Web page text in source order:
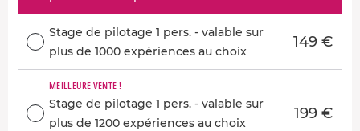
Stage de pilotage 1 pers. - valable sur
plus de 1000 expériences au choix
149 €
MEILLEURE VENTE !
Stage de pilotage 1 pers. - valable sur
plus de 1200 expériences au choix
199 €